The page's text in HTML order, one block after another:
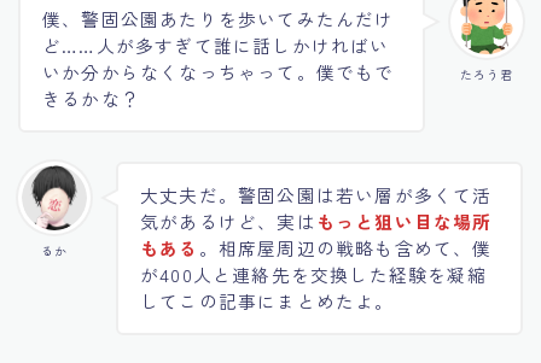
たろう君
僕、警固公園あたりを歩いてみたんだけ
ど……人が多すぎて誰に話しかければい
いか分からなくなっちゃって。僕でもで
きるかな？
るか
大丈夫だ。警固公園は若い層が多くて活
気があるけど、実は もっと狙い目な場所
もある 。相席屋周辺の戦略も含めて、僕
が400人と連絡先を交換した経験を凝縮
してこの記事にまとめたよ。